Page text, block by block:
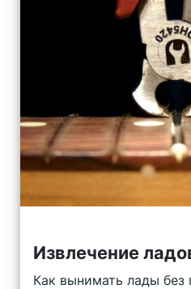
Извлечение
Как вынимать лады без